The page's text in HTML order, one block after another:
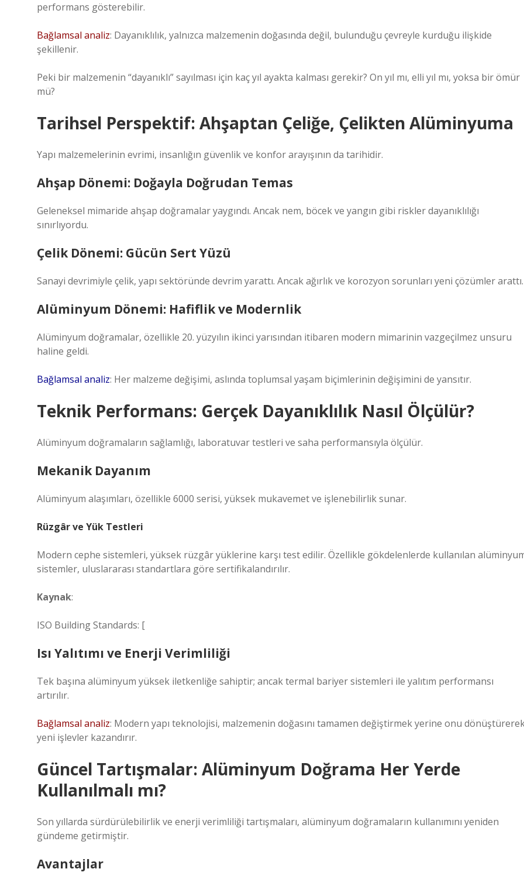
performans gösterebilir.
Bağlamsal analiz: Dayanıklılık, yalnızca malzemenin doğasında değil, bulunduğu çevreyle kurduğu ilişkide
şekillenir.
Peki bir malzemenin “dayanıklı” sayılması için kaç yıl ayakta kalması gerekir? On yıl mı, elli yıl mı, yoksa bir ömür
mü?
Tarihsel Perspektif: Ahşaptan Çeliğe, Çelikten Alüminyuma
Yapı malzemelerinin evrimi, insanlığın güvenlik ve konfor arayışının da tarihidir.
Ahşap Dönemi: Doğayla Doğrudan Temas
Geleneksel mimaride ahşap doğramalar yaygındı. Ancak nem, böcek ve yangın gibi riskler dayanıklılığı
sınırlıyordu.
Çelik Dönemi: Gücün Sert Yüzü
Sanayi devrimiyle çelik, yapı sektöründe devrim yarattı. Ancak ağırlık ve korozyon sorunları yeni çözümler arattı.
Alüminyum Dönemi: Hafiflik ve Modernlik
Alüminyum doğramalar, özellikle 20. yüzyılın ikinci yarısından itibaren modern mimarinin vazgeçilmez unsuru
haline geldi.
Bağlamsal analiz: Her malzeme değişimi, aslında toplumsal yaşam biçimlerinin değişimini de yansıtır.
Teknik Performans: Gerçek Dayanıklılık Nasıl Ölçülür?
Alüminyum doğramaların sağlamlığı, laboratuvar testleri ve saha performansıyla ölçülür.
Mekanik Dayanım
Alüminyum alaşımları, özellikle 6000 serisi, yüksek mukavemet ve işlenebilirlik sunar.
Rüzgâr ve Yük Testleri
Modern cephe sistemleri, yüksek rüzgâr yüklerine karşı test edilir. Özellikle gökdelenlerde kullanılan
sistemler, uluslararası standartlara göre sertifikalandırılır.
Kaynak:
ISO Building Standards: [
Isı Yalıtımı ve Enerji Verimliliği
Tek başına alüminyum yüksek iletkenliğe sahiptir; ancak termal bariyer sistemleri ile yalıtım performansı
artırılır.
Bağlamsal analiz: Modern yapı teknolojisi, malzemenin doğasını tamamen değiştirmek yerine onu
yeni işlevler kazandırır.
Güncel Tartışmalar: Alüminyum Doğrama Her Yerde
Kullanılmalı mı?
Son yıllarda sürdürülebilirlik ve enerji verimliliği tartışmaları, alüminyum doğramaların kullanımını yeniden
gündeme getirmiştir.
Avantajlar